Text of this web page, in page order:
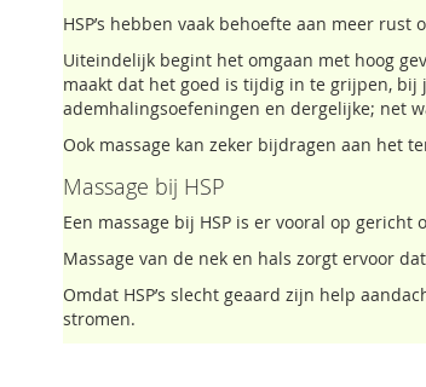
HSP’s hebben vaak behoefte aan meer
Uiteindelijk begint het omgaan met hoog
maakt dat het goed is tijdig in te grijpen, bij
ademhalingsoefeningen en dergelijke; net
Ook massage kan zeker bijdragen aan het
Massage bij HSP
Een massage bij HSP is er vooral op
Massage van de nek en hals zorgt ervoor
Omdat HSP’s slecht geaard zijn help
stromen.